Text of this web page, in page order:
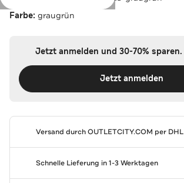
Farbe: graugrün
Jetzt anmelden und 30-70% sparen.
Jetzt anmelden
Versand durchOUTLETCITY.COM per DHL
Schnelle Lieferung in 1-3 Werktagen